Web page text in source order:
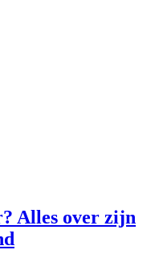
Alles over zijn